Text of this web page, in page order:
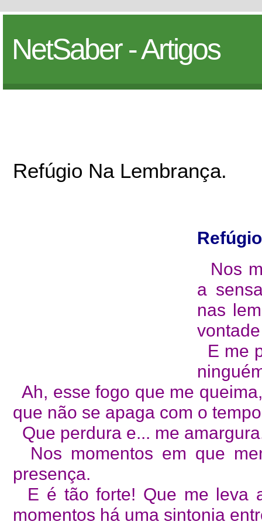
NetSaber - Artigos
Refúgio Na Lembrança.
Nos
a
nas
E me
Ah, esse fogo que me
que não se apaga com o
Que perdura e... me
Nos momentos em que
presença.
E é tão forte! Que me leva
momentos há uma sintonia